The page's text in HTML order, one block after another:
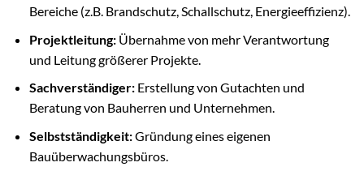
Bereiche (z.B. Brandschutz, Schallschutz, Energieeffizienz).
Projektleitung:Übernahme von mehr Verantwortung
und Leitung größerer Projekte.
Sachverständiger:Erstellung von Gutachten und
Beratung von Bauherren und Unternehmen.
Selbstständigkeit:Gründung eines eigenen
Bauüberwachungsbüros.